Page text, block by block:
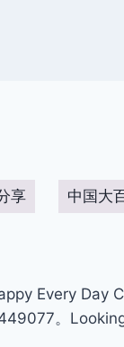
享 中国大
Every Day
。